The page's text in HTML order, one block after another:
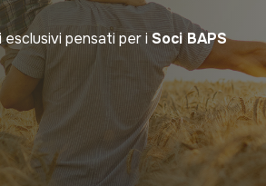
esclusivi pensati per iSoci BAPS